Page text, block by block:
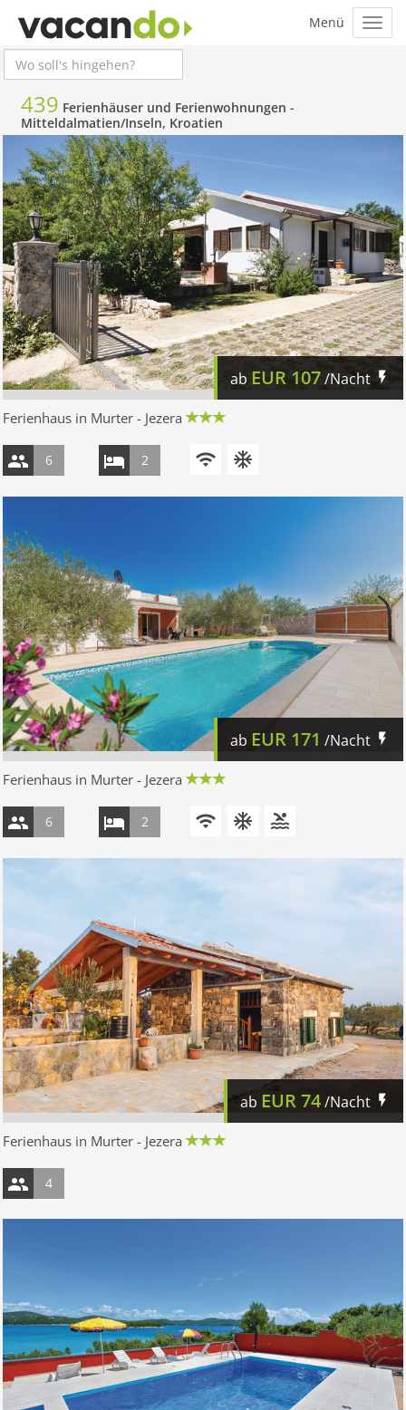
439 Ferienhäuser und Ferienwohnungen -
Mitteldalmatien/Inseln, Kroatien
ab EUR107/Nacht
Ferienhaus in Murter - Jezera
6 2
ab EUR 171 /Nacht
Ferienhaus in Murter - Jezera
6 2
ab EUR74/Nacht
Ferienhaus in Murter - Jezera
4